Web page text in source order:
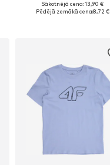
Sākotnējā cena: 13,90 €
Pēdējā zemākā cena:8,72 €